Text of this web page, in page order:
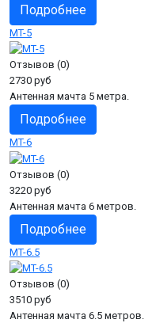
Подробнее
MT-5
Отзывов (0)
2730 руб
Антенная мачта 5 метра.
Подробнее
MT-6
Отзывов (0)
3220 руб
Антенная мачта 6 метров.
Подробнее
MT-6.5
Отзывов (0)
3510 руб
Антенная мачта 6.5 метров.